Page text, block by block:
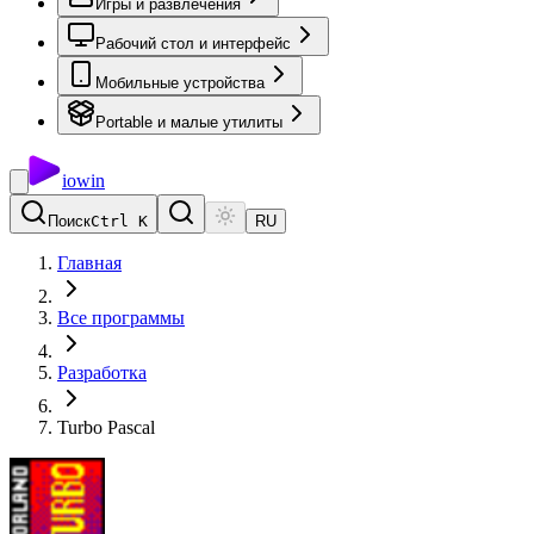
Игры и развлечения
Рабочий стол и интерфейс
Мобильные устройства
Portable и малые утилиты
iowin
ПоискCtrl K RU
Главная
Все программы
Разработка
Turbo Pascal